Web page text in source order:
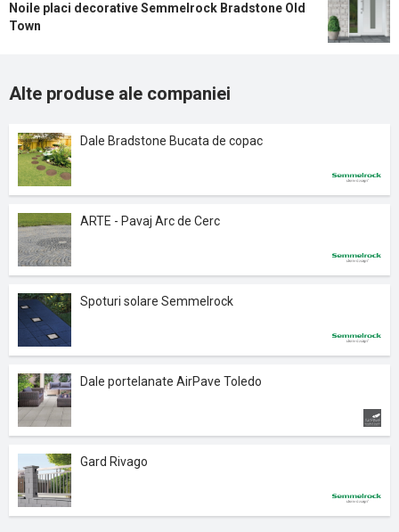
Noile placi decorative Semmelrock Bradstone Old
Town
Alte produse ale companiei
Dale Bradstone Bucata de copac
ARTE - Pavaj Arc de Cerc
Spoturi solare Semmelrock
Dale portelanate AirPave Toledo
Gard Rivago